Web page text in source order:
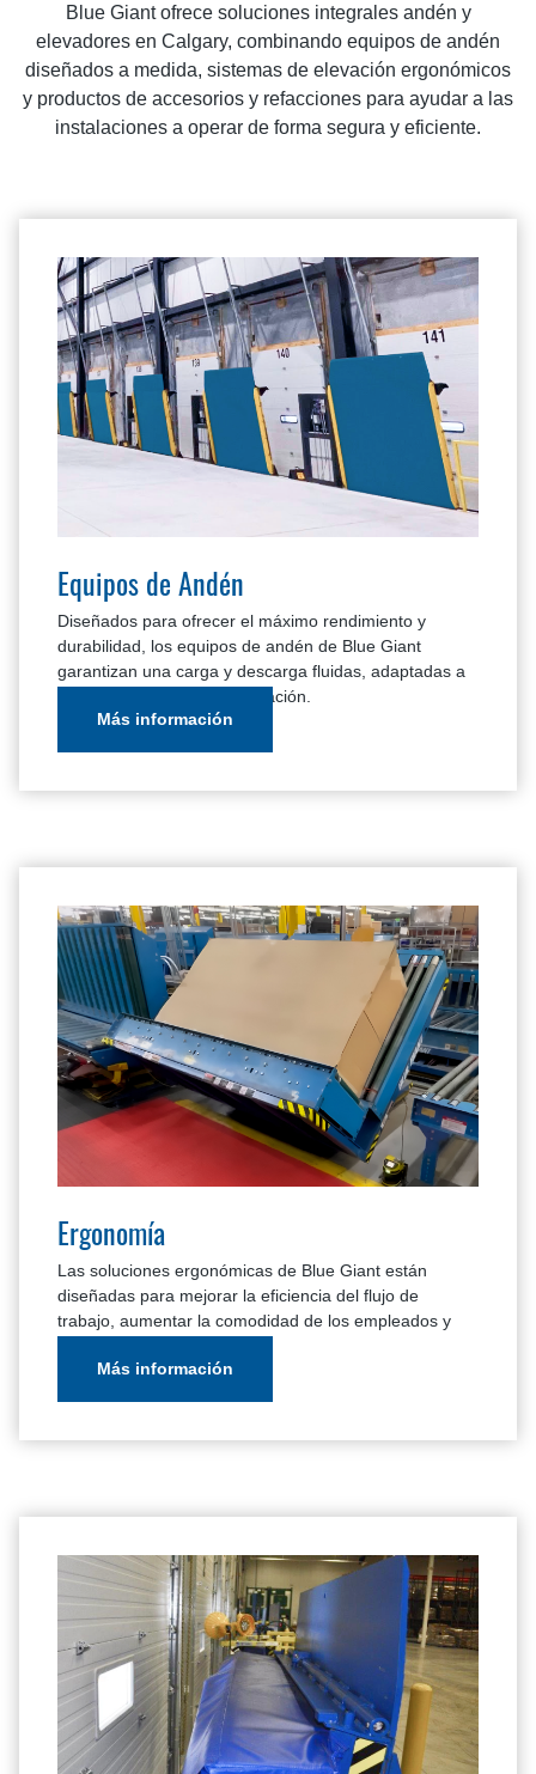
Blue Giant ofrece soluciones integrales andén y
elevadores en Calgary, combinando equipos de andén
diseñados a medida, sistemas de elevación ergonómicos
y productos de accesorios y refacciones para ayudar a las
instalaciones a operar de forma segura y eficiente.
Equipos de Andén
Diseñados para ofrecer el máximo rendimiento y
durabilidad, los equipos de andén de Blue Giant
garantizan una carga y descarga fluidas, adaptadas a
las necesidades de su operación.
Más información
Ergonomía
Las soluciones ergonómicas de Blue Giant están
diseñadas para mejorar la eficiencia del flujo de
trabajo, aumentar la comodidad de los empleados y
Más información